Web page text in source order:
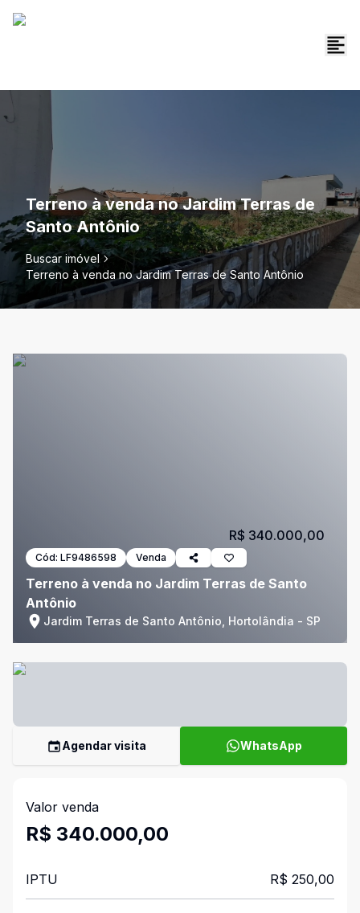
Terreno à venda no Jardim Terras de
Santo Antônio
Buscar imóvel
Terreno à venda no Jardim Terras de Santo Antônio
Cód: LF9486598 Venda
Terreno à venda no Jardim Terras de Santo
Antônio
Jardim Terras de Santo Antônio, Hortolândia - SP
R$ 340.000,00
Agendar visita WhatsApp
Valor venda
R$ 340.000,00
IPTU R$ 250,00